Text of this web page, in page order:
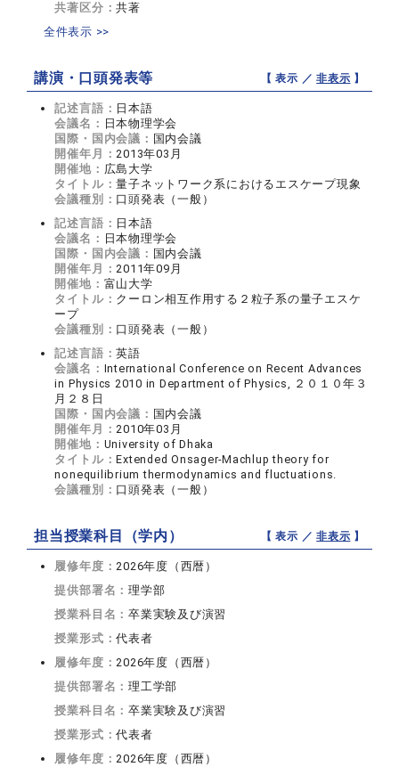
共著区分：共著
全件表示 >>
講演・口頭発表等 【 表示 ／非表示 】
記述言語： 日本語
会議名： 日本物理学会
国際・国内会議： 国内会議
開催年月：2013年03月
開催地： 広島大学
タイトル：量子ネットワーク系におけるエスケープ現象
会議種別： 口頭発表（一般）
記述言語： 日本語
会議名： 日本物理学会
国際・国内会議： 国内会議
開催年月：2011年09月
開催地： 富山大学
タイトル： クーロン相互作用する２粒子系の量子エスケ
ープ
会議種別： 口頭発表（一般）
記述言語：英語
会議名： International Conference on Recent Advances
in Physics 2010 in Department of Physics, ２０１０年３
月２８日
国際・国内会議： 国内会議
開催年月：2010年03月
開催地： University of Dhaka
タイトル：Extended Onsager-Machlup theory for
nonequilibrium thermodynamics and fluctuations.
会議種別： 口頭発表（一般）
担当授業科目（学内） 【 表示 ／非表示 】
履修年度：2026年度（西暦）
提供部署名：理学部
授業科目名：卒業実験及び演習
授業形式：代表者
履修年度：2026年度（西暦）
提供部署名：理工学部
授業科目名：卒業実験及び演習
授業形式：代表者
履修年度：2026年度（西暦）